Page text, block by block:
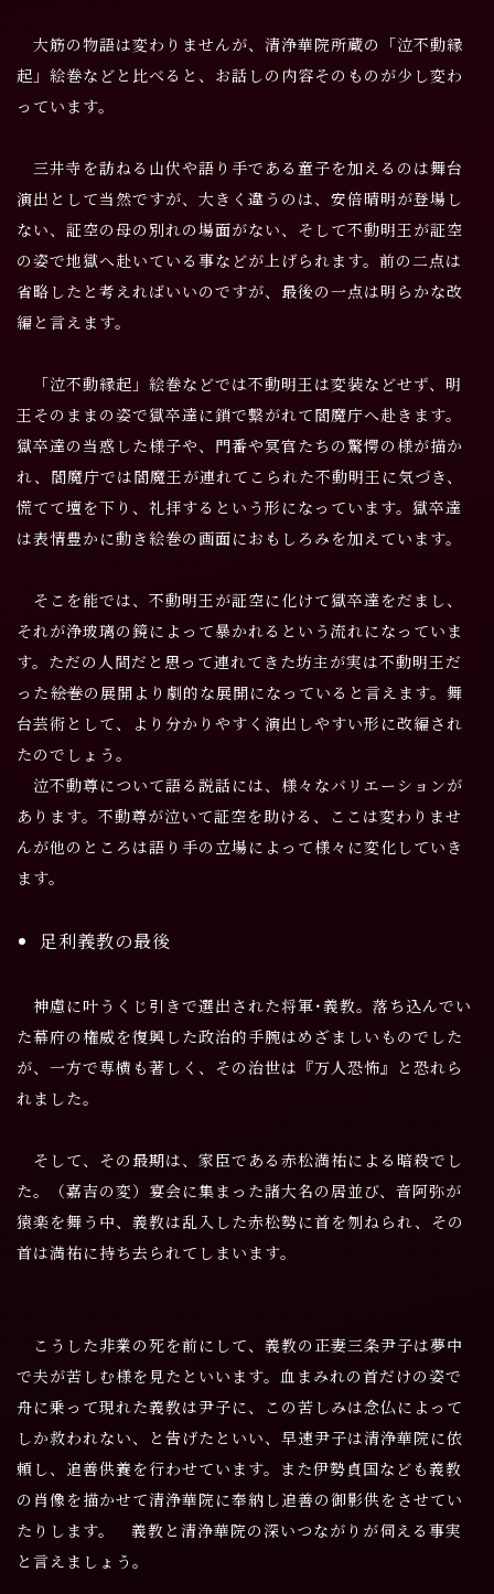
大筋の物語は変わりませんが、清浄華院所蔵の「泣不動縁
起」絵巻などと比べると、お話しの内容そのものが少し変わ
っています。
三井寺を訪ねる山伏や語り手である童子を加えるのは舞台
演出として当然ですが、大きく違うのは、安倍晴明が登場し
ない、証空の母の別れの場面がない、そして不動明王が証空
の姿で地獄へ赴いている事などが上げられます。前の二点は
省略したと考えればいいのですが、最後の一点は明らかな改
編と言えます。
「泣不動縁起」絵巻などでは不動明王は変装などせず、明
王そのままの姿で獄卒達に鎖で繋がれて閻魔庁へ赴きます。
獄卒達の当惑した様子や、門番や冥官たちの驚愕の様が描か
れ、閻魔庁では閻魔王が連れてこられた不動明王に気づき、
慌てて壇を下り、礼拝するという形になっています。獄卒達
は表情豊かに動き絵巻の画面におもしろみを加えています。
そこを能では、不動明王が証空に化けて獄卒達をだまし、
それが浄玻璃の鏡によって暴かれるという流れになっていま
す。ただの人間だと思って連れてきた坊主が実は不動明王だ
った――絵巻の展開より劇的な展開になっていると言えます。舞
台芸術として、より分かりやすく演出しやすい形に改編され
たのでしょう。
泣不動尊について語る説話には、様々なバリエーションが
あります。不動尊が泣いて証空を助ける、ここは変わりませ
んが他のところは語り手の立場によって様々に変化していき
ます。
足利義教の最後
神慮に叶うくじ引きで選出された将軍･義教。落ち込んでい
た幕府の権威を復興した政治的手腕はめざましいものでした
が、一方で専横も著しく、その治世は『万人恐怖』と恐れら
れました。
そして、その最期は、家臣である赤松満祐による暗殺でし
た。（嘉吉の変） 宴会に集まった諸大名の居並び、音阿弥が
猿楽を舞う中、義教は乱入した赤松勢に首を刎ねられ、その
首は満祐に持ち去られてしまいます。
こうした非業の死を前にして、義教の正妻三条尹子は夢中
で夫が苦しむ様を見たといいます。血まみれの首だけの姿で
舟に乗って現れた義教は尹子に、この苦しみは念仏によって
しか救われない、と告げたといい、早速尹子は清浄華院に依
頼し、追善供養を行わせています。また伊勢貞国なども義教
の肖像を描かせて清浄華院に奉納し追善の御影供をさせてい
たりします。
義教と清浄華院の深いつながりが伺える事実
と言えましょう。